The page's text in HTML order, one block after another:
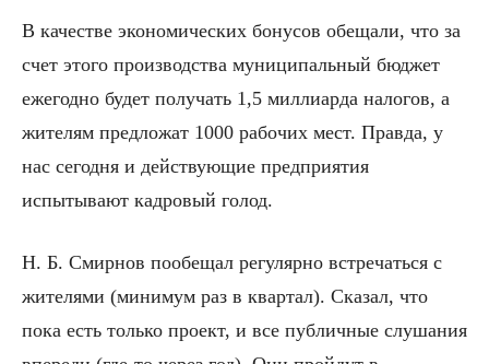
В качестве экономических бонусов обещали, что за
счет этого производства муниципальный бюджет
ежегодно будет получать 1,5 миллиарда налогов, а
жителям предложат 1000 рабочих мест. Правда, у
нас сегодня и действующие предприятия
испытывают кадровый голод.
Н. Б. Смирнов пообещал регулярно встречаться с
жителями (минимум раз в квартал). Сказал, что
пока есть только проект, и все публичные слушания